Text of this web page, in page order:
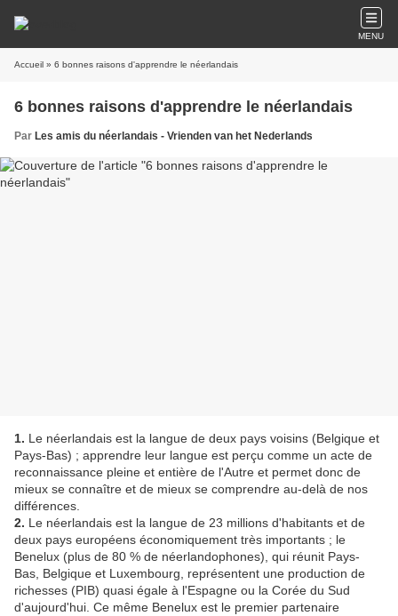
MENU
Accueil » 6 bonnes raisons d'apprendre le néerlandais
6 bonnes raisons d'apprendre le néerlandais
Par Les amis du néerlandais - Vrienden van het Nederlands
1. Le néerlandais est la langue de deux pays voisins (Belgique et
Pays-Bas) ; apprendre leur langue est perçu comme un acte de
reconnaissance pleine et entière de l'Autre et permet donc de
mieux se connaître et de mieux se comprendre au-delà de nos
différences.
2. Le néerlandais est la langue de 23 millions d'habitants et de
deux pays européens économiquement très importants ; le
Benelux (plus de 80 % de néerlandophones), qui réunit Pays-
Bas, Belgique et Luxembourg, représentent une production de
richesses (PIB) quasi égale à l'Espagne ou la Corée du Sud
d'aujourd'hui. Ce même Benelux est le premier partenaire